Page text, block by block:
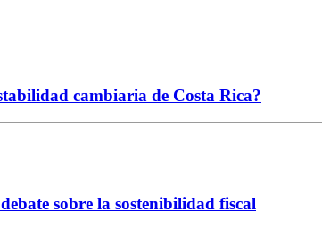
cambiaria de Costa Rica?
sobre la sostenibilidad fiscal